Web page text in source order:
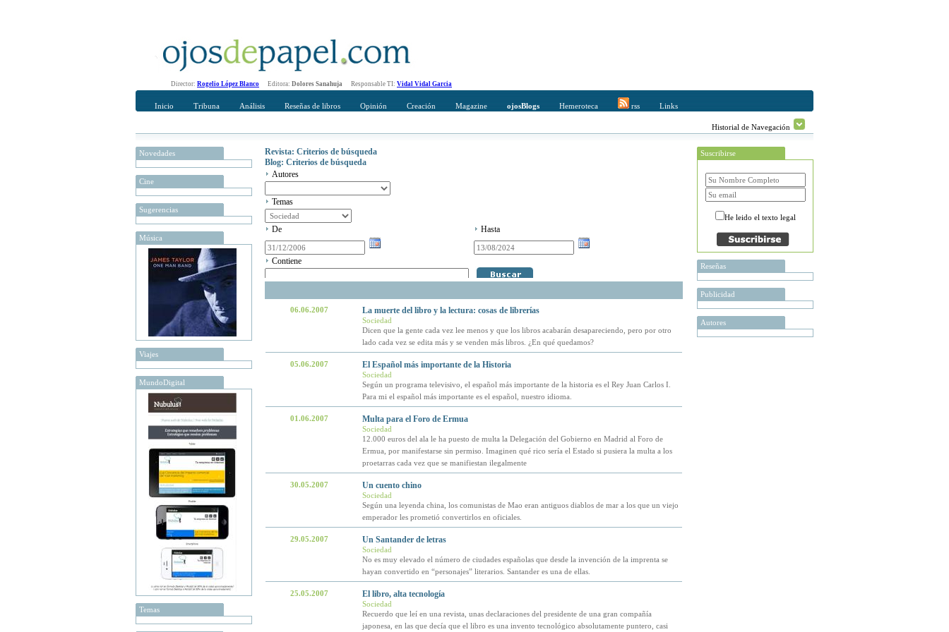
Director: Rogelio López Blanco Editora: Dolores Sanahuja Responsable TI: Vidal Vidal Garcia
Inicio Tribuna Análisis Reseñas de libros Opinión Creación Magazine ojosBlogs Hemeroteca rss Links
Historial de Navegación
Novedades
Cine
Sugerencias
Música
Viajes
MundoDigital
Temas
Revista: Criterios de búsqueda
Blog: Criterios de búsqueda
Autores
Temas
De Hasta
Contiene
06.06.2007 La muerte del libro y la lectura: cosas de librerías
Sociedad
Dicen que la gente cada vez lee menos y que los libros acabarán desapareciendo, pero por otro
lado cada vez se edita más y se venden más libros. ¿En qué quedamos?
05.06.2007 El Español más importante de la Historia
Sociedad
Según un programa televisivo, el español más importante de la historia es el Rey Juan Carlos I.
Para mi el español más importante es el español, nuestro idioma.
01.06.2007 Multa para el Foro de Ermua
Sociedad
12.000 euros del ala le ha puesto de multa la Delegación del Gobierno en Madrid al Foro de
Ermua, por manifestarse sin permiso. Imaginen qué rico sería el Estado si pusiera la multa a los
proetarras cada vez que se manifiestan ilegalmente
30.05.2007 Un cuento chino
Sociedad
Según una leyenda china, los comunistas de Mao eran antiguos diablos de mar a los que un viejo
emperador les prometió convertirlos en oficiales.
29.05.2007 Un Santander de letras
Sociedad
No es muy elevado el número de ciudades españolas que desde la invención de la imprenta se
hayan convertido en “personajes” literarios. Santander es una de ellas.
25.05.2007 El libro, alta tecnología
Sociedad
Recuerdo que leí en una revista, unas declaraciones del presidente de una gran compañía
japonesa, en las que decía que el libro es una invento tecnológico absolutamente puntero, casi
Suscribirse
He leido el texto legal
Reseñas
Publicidad
Autores